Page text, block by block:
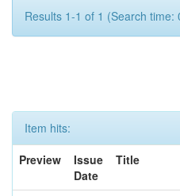
Results 1-1 of 1 (Search time:
Item hits:
Preview
Issue
Date
Title